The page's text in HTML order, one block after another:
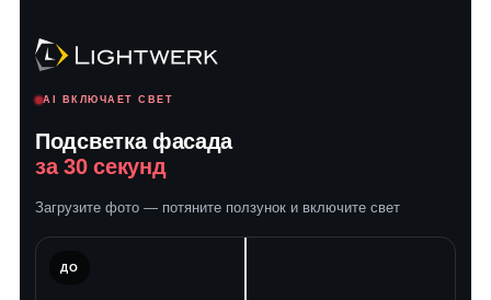
AI ВКЛЮЧАЕТ СВЕТ
Подсветка фасада
за 30 секунд
Загрузите фото — потяните ползунок и включите свет
ДО